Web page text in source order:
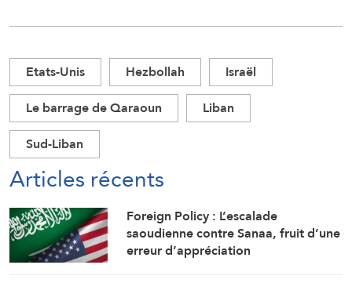
Etats-Unis Hezbollah
Israël
Le barrage de Qaraoun
Liban
Sud-Liban
Articles récents
Foreign Policy : L’escalade
saoudienne contre Sanaa, fruit d’une
erreur d’appréciation